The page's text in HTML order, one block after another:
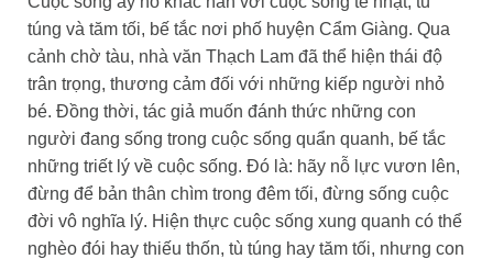
túng và tăm tối, bế tắc nơi phố huyện Cẩm Giàng. Qua
cảnh chờ tàu, nhà văn Thạch Lam đã thể hiện thái độ
trân trọng, thương cảm đối với những kiếp người nhỏ
bé. Đồng thời, tác giả muốn đánh thức những con
người đang sống trong cuộc sống quẩn quanh, bế tắc
những triết lý về cuộc sống. Đó là: hãy nỗ lực vươn lên,
đừng để bản thân chìm trong đêm tối, đừng sống cuộc
đời vô nghĩa lý. Hiện thực cuộc sống xung quanh có thể
nghèo đói hay thiếu thốn, tù túng hay tăm tối, nhưng con